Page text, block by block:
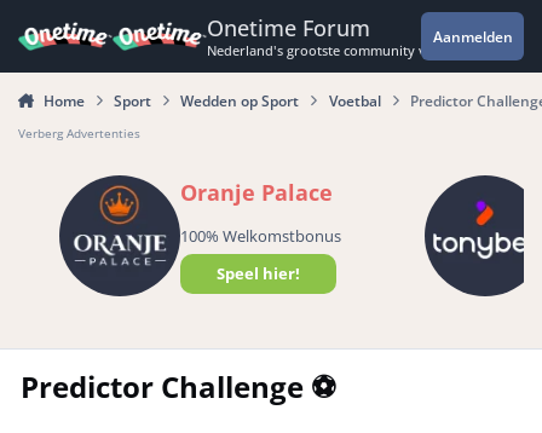
Onetime Forum
Nederland's grootste community voor de
Aanmelden
Home Sport Wedden op Sport Voetbal Predictor
Verberg Advertenties
Oranje Palace
100% Welkomstbonus
Speel hier!
Predictor Challenge ⚽️